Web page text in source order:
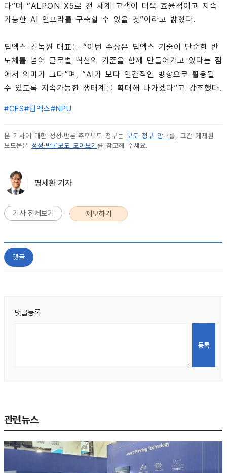
다”며 “ALPON X5로 전 세계 고객이 더욱 효율적이고 지속
가능한 AI 인프라를 구축할 수 있을 것”이라고 밝혔다.
딥엑스 김녹원 대표는 “이번 수상은 딥엑스 기술이 단순한 반
도체를 넘어 글로벌 혁신의 기준을 함께 만들어가고 있다는 점
에서 의미가 크다”며, “AI가 보다 인간적인 방향으로 활용될
수 있도록 지속가능한 생태계를 확대해 나가겠다”고 강조했다.
#CES#딥엑스#NPU
본 기사에 대한 정정·반론·추후보도 청구는 보도 청구 안내 를, 그간 게재된
보도문은 정정·반론보도 모아보기 를 참고해 주세요.
명세환 기자
기사 전체보기 제보하기
댓글
댓글등록
관련뉴스